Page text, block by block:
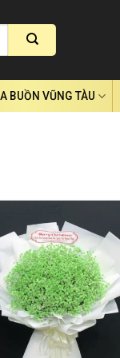
BUỒN VŨNG TÀU